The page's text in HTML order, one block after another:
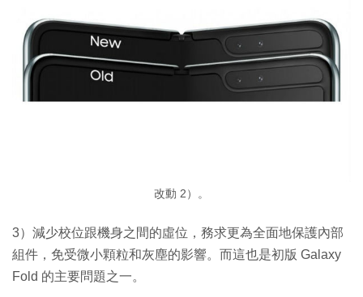
改動 2）。
3）減少校位跟機身之間的虛位，務求更為全面地保護內部
組件，免受微小顆粒和灰塵的影響。而這也是初版 Galaxy
Fold 的主要問題之一。